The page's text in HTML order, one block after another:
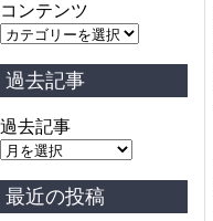
コンテンツ
過去記事
過去記事
最近の投稿